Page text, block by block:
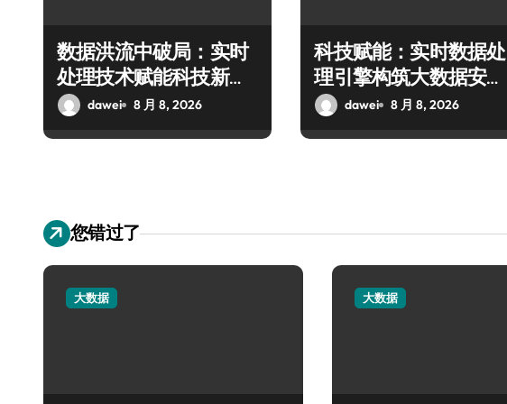
数据洪流中破局：实时
处理技术赋能科技新飞
跃
dawei 8 月 8, 2026
科技赋能：实时数据处
理引擎构筑大数据安全
极速响应新生态
dawei 8 月 8, 2026
您错过了
大数据 大数据